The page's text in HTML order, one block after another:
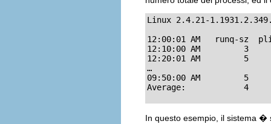
Linux 2.4.21-
12:00:01 AM   runq-sz
12:10:00 AM         3
12:20:01 AM         5
…
09:50:00 AM         5
Average:            4
In questo esempio, il sistema